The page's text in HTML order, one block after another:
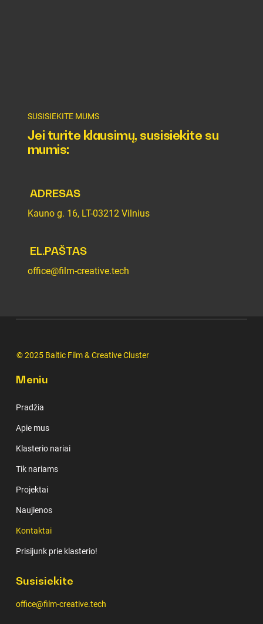
SUSISIEKITE MUMS
Jei turite klausimų, susisiekite su
mumis:
ADRESAS
Kauno g. 16, LT-03212 Vilnius
EL.PAŠTAS
office@film-creative.tech
© 2025 Baltic Film & Creative Cluster
Meniu
Pradžia
Apie mus
Klasterio nariai
Tik nariams
Projektai
Naujienos
Kontaktai
Prisijunk prie klasterio!
Susisiekite
office@film-creative.tech